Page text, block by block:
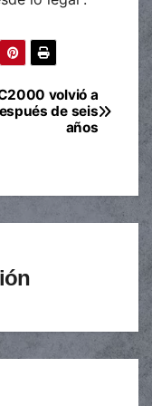
volvió a
de seis
años